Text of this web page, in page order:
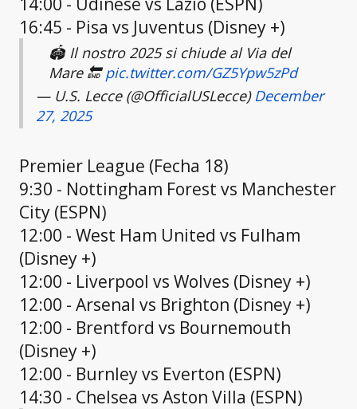
16:45 - Pisa vs Juventus (Disney +)
🏟️ Il nostro 2025 si chiude al Via del
Mare 🔚pic.twitter.com/GZ5Ypw5zPd
— U.S. Lecce (@OfficialUSLecce) December
27, 2025
Premier League (Fecha 18)
9:30 - Nottingham Forest vs Manchester
City (ESPN)
12:00 - West Ham United vs Fulham
(Disney +)
12:00 - Liverpool vs Wolves (Disney +)
12:00 - Arsenal vs Brighton (Disney +)
12:00 - Brentford vs Bournemouth
(Disney +)
12:00 - Burnley vs Everton (ESPN)
14:30 - Chelsea vs Aston Villa (ESPN)